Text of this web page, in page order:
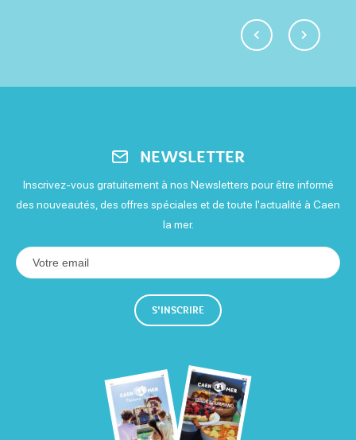
NEWSLETTER
Inscrivez-vous gratuitement à nos Newsletters pour être informé
des nouveautés, des offres spéciales et de toute l'actualité à Caen
la mer.
S'INSCRIRE